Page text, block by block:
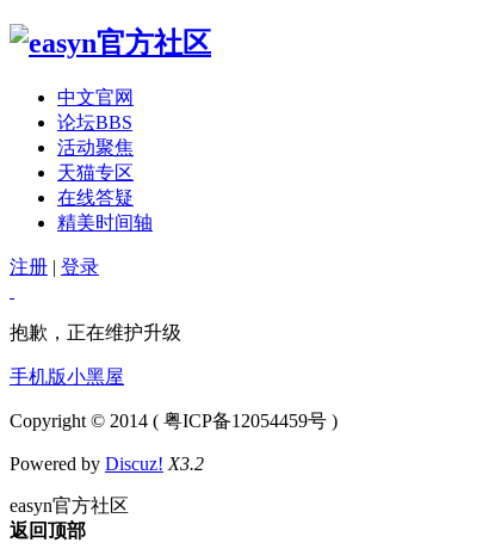
中文官网
论坛BBS
活动聚焦
天猫专区
在线答疑
精美时间轴
注册 | 登录
抱歉，正在维护升级
手机版小黑屋
Copyright © 2014 ( 粤ICP备12054459号 )
Powered by Discuz! X3.2
easyn官方社区
返回顶部